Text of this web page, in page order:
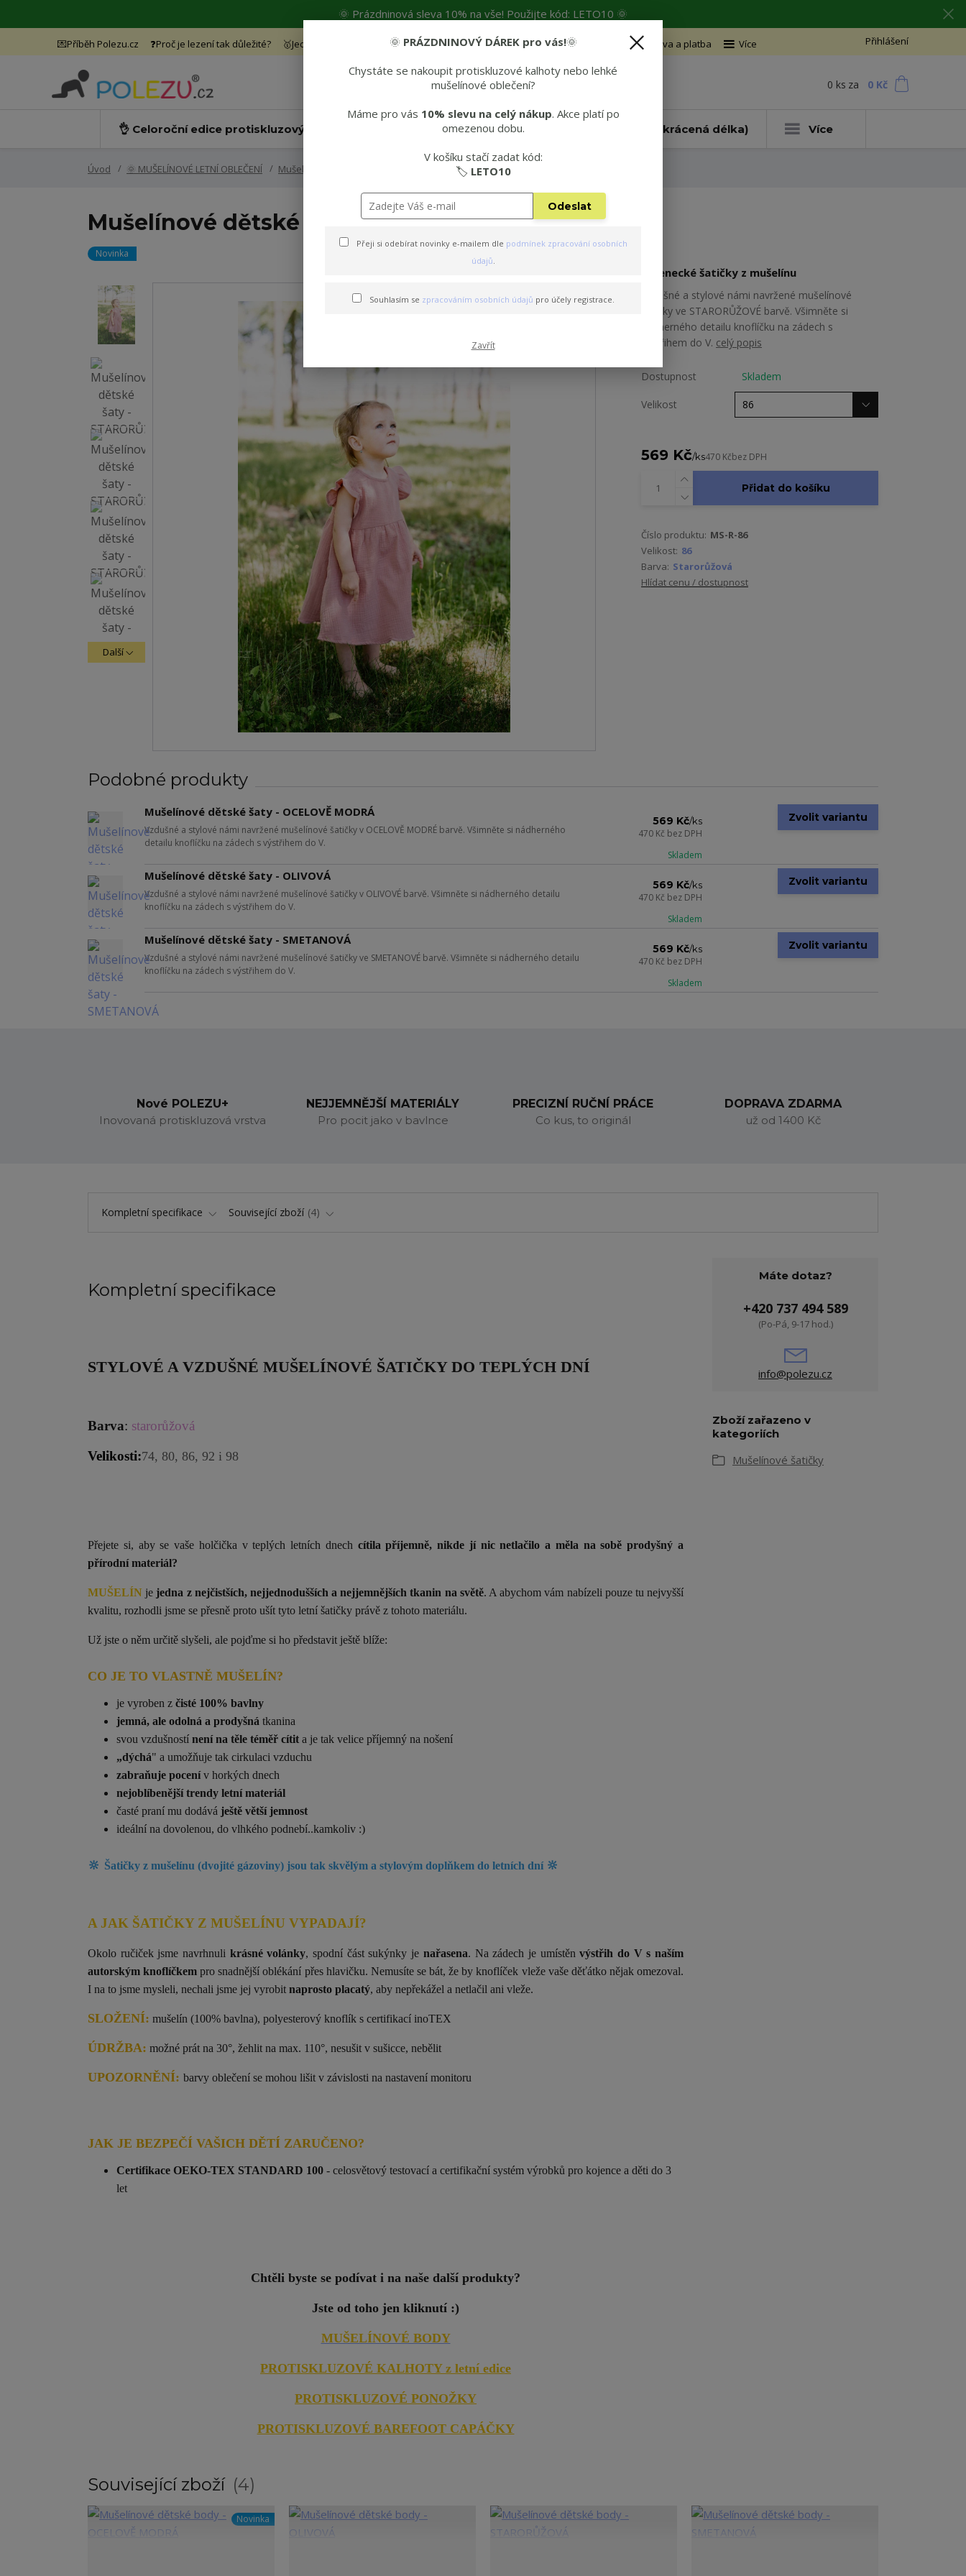
🌞 Prázdninová sleva 10% na vše! Použijte kód: LETO10 🌞
💌Příběh Polezu.cz ❓Proč je lezení tak důležité? 🥇Jedinečné materiály 👶Spokojení malí lezci 💡Mohlo by se vám hodit 🚚Doprava a platba Více Přihlášení
0 ks za 0 Kč
👌 Celoroční edice protiskluzových kalhot 👌 Edice s KŠANDAMI 2v1 🌞 Letní edice (zkrácená délka) Více
Úvod 🌞 MUŠELÍNOVÉ LETNÍ OBLEČENÍ Mušelínové šatičky Mušelínové dětské šaty - STARORŮŽOVÁ
Mušelínové dětské šaty - STARORŮŽOVÁ
Novinka
Další
Kojenecké šatičky z mušelínu
Vzdušné a stylové námi navržené mušelínové
šatičky ve STARORŮŽOVÉ barvě. Všimněte si
nádherného detailu knoflíčku na zádech s
výstřihem do V. celý popis
Dostupnost Skladem
Velikost
569 Kč/ks470 Kčbez DPH
Přidat do košíku
Číslo produktu: MS-R-86
Velikost: 86
Barva: Starorůžová
Hlídat cenu / dostupnost
Podobné produkty
Mušelínové dětské šaty - OCELOVĚ MODRÁ
Vzdušné a stylové námi navržené mušelínové šatičky v OCELOVĚ MODRÉ barvě. Všimněte si nádherného
detailu knoflíčku na zádech s výstřihem do V.
569 Kč/ks
470 Kč bez DPH
Skladem
Zvolit variantu
Mušelínové dětské šaty - OLIVOVÁ
Vzdušné a stylové námi navržené mušelínové šatičky v OLIVOVÉ barvě. Všimněte si nádherného detailu
knoflíčku na zádech s výstřihem do V.
569 Kč/ks
470 Kč bez DPH
Skladem
Zvolit variantu
Mušelínové dětské šaty - SMETANOVÁ
Vzdušné a stylové námi navržené mušelínové šatičky ve SMETANOVÉ barvě. Všimněte si nádherného detailu
knoflíčku na zádech s výstřihem do V.
569 Kč/ks
470 Kč bez DPH
Skladem
Zvolit variantu
Nové POLEZU+
Inovovaná protiskluzová vrstva
NEJJEMNĚJŠÍ MATERIÁLY
Pro pocit jako v bavlnce
PRECIZNÍ RUČNÍ PRÁCE
Co kus, to originál
DOPRAVA ZDARMA
už od 1400 Kč
Kompletní specifikace Související zboží 4
Kompletní specifikace
STYLOVÉ A VZDUŠNÉ MUŠELÍNOVÉ ŠATIČKY DO TEPLÝCH DNÍ
Barva: starorůžová
Velikosti:74, 80, 86, 92 i 98
Přejete si, aby se vaše holčička v teplých letních dnech cítila příjemně, nikde jí nic netlačilo a měla na sobě prodyšný a
přírodní materiál?
MUŠELÍN je jedna z nejčistších, nejjednodušších a nejjemnějších tkanin na světě. A abychom vám nabízeli pouze tu nejvyšší
kvalitu, rozhodli jsme se přesně proto ušít tyto letní šatičky právě z tohoto materiálu.
Už jste o něm určitě slyšeli, ale pojďme si ho představit ještě blíže:
CO JE TO VLASTNĚ MUŠELÍN?
je vyroben z čisté 100% bavlny
jemná, ale odolná a prodyšná tkanina
svou vzdušností není na těle téměř cítit a je tak velice příjemný na nošení
„dýchá" a umožňuje tak cirkulaci vzduchu
zabraňuje pocenív horkých dnech
nejoblíbenější trendy letní materiál
časté praní mu dodává ještě větší jemnost
ideální na dovolenou, do vlhkého podnebí..kamkoliv :)
🔆 Šatičky z mušelínu (dvojité gázoviny) jsou tak skvělým a stylovým doplňkem do letních dní 🔆
A JAK ŠATIČKY Z MUŠELÍNU VYPADAJÍ?
Okolo ručiček jsme navrhnuli krásné volánky, spodní část sukýnky je nařasena. Na zádech je umístěnvýstřih do V s naším
autorským knoflíčkem pro snadnější oblékání přes hlavičku. Nemusíte se bát, že by knoflíček vleže vaše děťátko nějak omezoval.
I na to jsme mysleli, nechali jsme jej vyrobit naprosto placatý, aby nepřekážel a netlačil ani vleže.
SLOŽENÍ: mušelín (100% bavlna), polyesterový knoflík s certifikací inoTEX
ÚDRŽBA: možné prát na 30°, žehlit na max. 110°, nesušit v sušicce, nebělit
UPOZORNĚNÍ: barvy oblečení se mohou lišit v závislosti na nastavení monitoru
JAK JE BEZPEČÍ VAŠICH DĚTÍ ZARUČENO?
Certifikace OEKO-TEX STANDARD 100 - celosvětový testovací a certifikační systém výrobků pro kojence a děti do 3
let
Chtěli byste se podívat i na naše další produkty?
Jste od toho jen kliknutí :)
MUŠELÍNOVÉ BODY
PROTISKLUZOVÉ KALHOTY z letní edice
PROTISKLUZOVÉ PONOŽKY
PROTISKLUZOVÉ BAREFOOT CAPÁČKY
Máte dotaz?
+420 737 494 589
(Po-Pá, 9-17 hod.)
info@polezu.cz
Zboží zařazeno v
kategoriích
Mušelínové šatičky
Související zboží 4
Novinka
🌞 PRÁZDNINOVÝ DÁREK pro vás!🌞
Chystáte se nakoupit protiskluzové kalhoty nebo lehké
mušelínové oblečení?
Máme pro vás 10% slevu na celý nákup. Akce platí po
omezenou dobu.
V košíku stačí zadat kód:
🏷️ LETO10
Odeslat
Přeji si odebírat novinky e-mailem dle podmínek zpracování osobních
údajů.
Souhlasím se zpracováním osobních údajů pro účely registrace.
Zavřít